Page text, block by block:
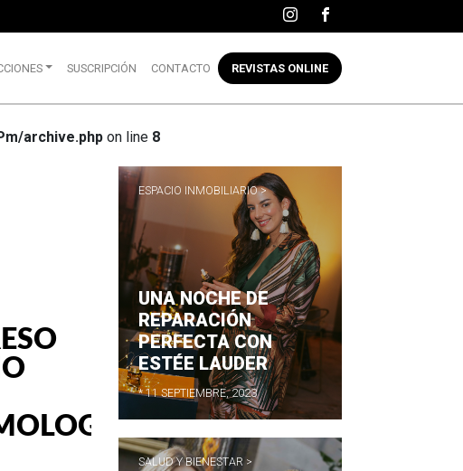
SUSCRIPCIÓN CONTACTO REVISTAS ONLINE
archive.php on line 8
ESPACIO INMOBILIARIO >
UNA NOCHE DE
REPARACIÓN
PERFECTA CON
ESTÉE LAUDER
* 11 SEPTIEMBRE, 2023
SALUD Y BIENESTAR >